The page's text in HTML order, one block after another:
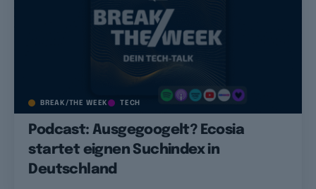
BREAK/THE WEEK TECH
Podcast: Ausgegoogelt? Ecosia
startet eignen Suchindex in
Deutschland